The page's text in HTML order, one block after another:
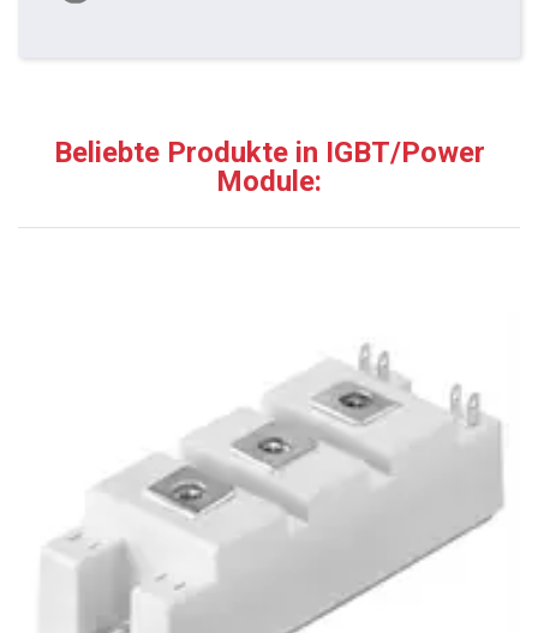
Beliebte Produkte in IGBT/Power
Module: